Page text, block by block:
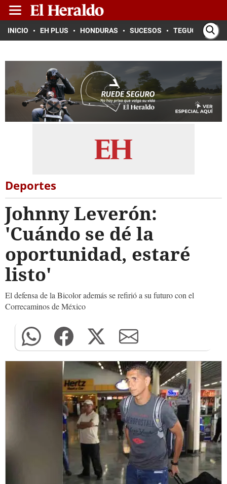
INICIO EH PLUS HONDURAS SUCESOS TEGUCIGALPA
Deportes
Johnny Leverón:
'Cuándo se dé la
oportunidad, estaré
listo'
El defensa de la Bicolor además se refirió a su futuro con el
Correcaminos de México